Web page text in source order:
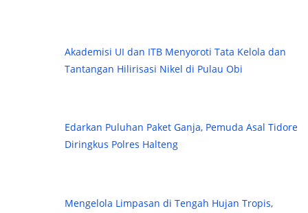
Akademisi UI dan ITB Menyoroti Tata Kelola dan
Tantangan Hilirisasi Nikel di Pulau Obi
Edarkan Puluhan Paket Ganja, Pemuda Asal Tidore
Diringkus Polres Halteng
Mengelola Limpasan di Tengah Hujan Tropis,